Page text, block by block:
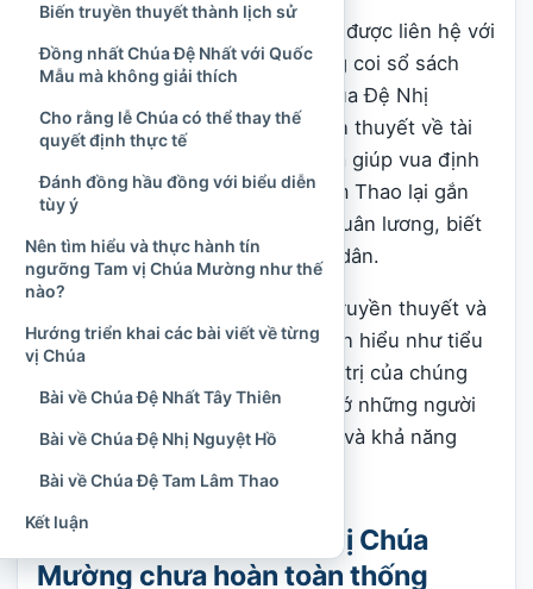
Chúa Đệ Nhất Tây Thiên thường được liên hệ với
quyền năng đứng đầu, việc trông coi sổ sách
hoặc chứng giám các đàn lễ. Chúa Đệ Nhị
Nguyệt Hồ nổi tiếng trong truyền thuyết về tài
dự đoán, xem xét việc lành dữ và giúp vua định
liệu việc quân. Chúa Đệ Tam Lâm Thao lại gắn
với hình tượng người phụ nữ lo quân lương, biết
cây thuốc và chăm lo cho người dân.
Những nội dung trên thuộc lớp truyền thuyết và
quan niệm tín ngưỡng, không nên hiểu như tiểu
sử lịch sử đã được xác minh. Giá trị của chúng
nằm ở cách cộng đồng tưởng nhớ những người
phụ nữ có trí tuệ, lòng nhân hậu và khả năng
bảo trợ đời sống.
Vì sao danh sách Tam vị Chúa
Mường chưa hoàn toàn thống
Biến truyền thuyết thành lịch sử
Đồng nhất Chúa Đệ Nhất với Quốc
Mẫu mà không giải thích
Cho rằng lễ Chúa có thể thay thế
quyết định thực tế
Đánh đồng hầu đồng với biểu diễn
tùy ý
Nên tìm hiểu và thực hành tín
ngưỡng Tam vị Chúa Mường như thế
nào?
Hướng triển khai các bài viết về từng
vị Chúa
Bài về Chúa Đệ Nhất Tây Thiên
Bài về Chúa Đệ Nhị Nguyệt Hồ
Bài về Chúa Đệ Tam Lâm Thao
Kết luận